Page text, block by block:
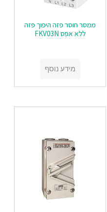
ממסר חוסר פזה היפוך פזה
ללא אפס FKV03N
מידע נוסף